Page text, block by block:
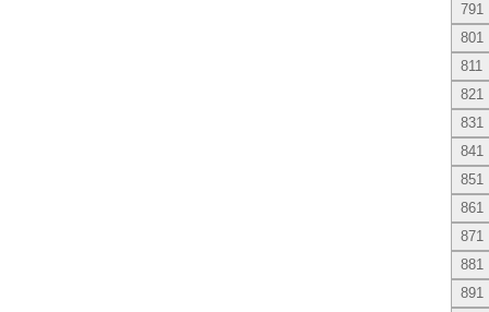
791
801
811
821
831
841
851
861
871
881
891